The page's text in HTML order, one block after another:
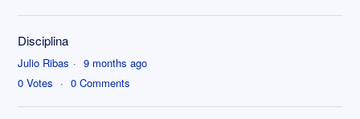
Disciplina
Julio Ribas
9 months ago
0 Votes 0 Comments